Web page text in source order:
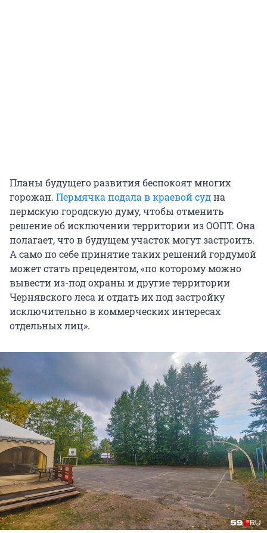
Планы будущего развития беспокоят многих
горожан. Пермячка подала в краевой судна
пермскую городскую думу, чтобы отменить
решение об исключении территории из ООПТ. Она
полагает, что в будущем участок могут застроить.
А само по себе принятие таких решений гордумой
может стать прецедентом, «по которому можно
вывести из-под охраны и другие территории
Чернявского леса и отдать их под застройку
исключительно в коммерческих интересах
отдельных лиц».